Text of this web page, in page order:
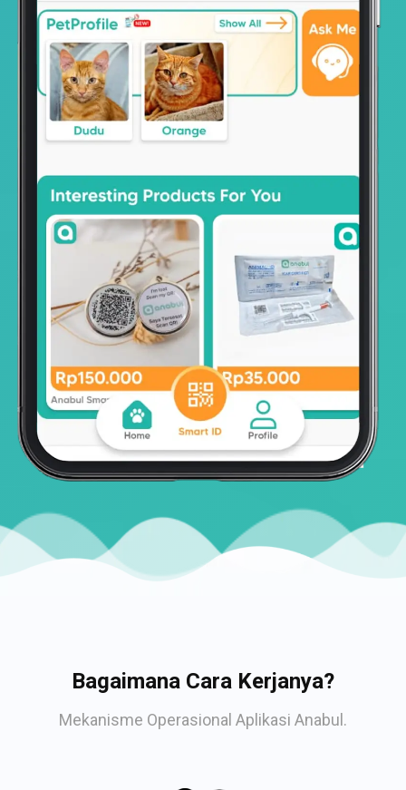
Bagaimana Cara Kerjanya?
Mekanisme Operasional Aplikasi Anabul.